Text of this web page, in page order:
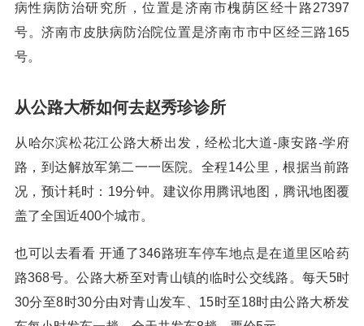
病性病防治研究所，位置是济南市槐荫区经十路27397
号。济南市皮肤病防治院位置是济南市市中区经三路165
号。
从公路大桥如何去赵秀珍诊所
从哈尔滨松花江公路大桥出发，经松北大道-康安路-学府
路，到达解放军第二一一医院。全程14公里，根据当前路
况，预计耗时：19分钟。建议你用腾讯地图，腾讯地图覆
盖了全国近400个城市。
也可以去看看 开通了346路班车停车地点是在道里区哈药
路368号。公路大桥至对青山镇的临时公交线路。每天5时
30分至8时30分由对青山发车、15时至18时由公路大桥发